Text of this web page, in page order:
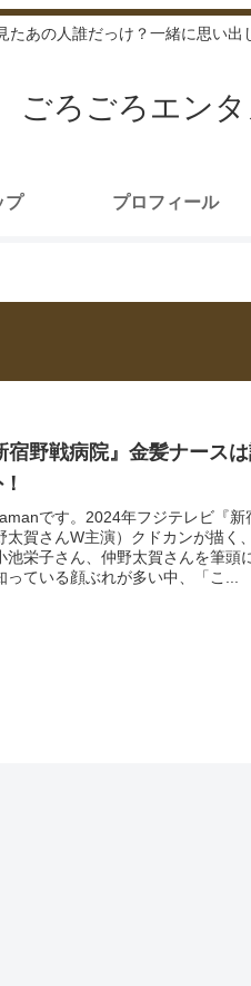
たあの人誰だっけ？一緒に思い出
ごろごろエンタ
プ プロフィール
宿野戦病院』金髪ナース
です。2024年フジテレビ『新
太賀さんW主演）クドカンが描く
栄子さん、仲野太賀さんを筆
っている顔ぶれが多い中、「こ...